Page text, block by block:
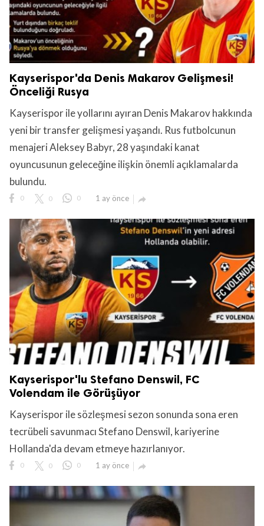
Kayserispor'da Denis Makarov Gelişmesi!
Önceliği Rusya
Kayserispor ile yollarını ayıran Denis Makarov hakkında
yeni bir transfer gelişmesi yaşandı. Rus futbolcunun
menajeri Aleksey Babyr, 28 yaşındaki kanat
oyuncusunun geleceğine ilişkin önemli açıklamalarda
bulundu.
0 0 0 1 ay önce 
Kayserispor'lu Stefano Denswil, FC
Volendam ile Görüşüyor
Kayserispor ile sözleşmesi sezon sonunda sona eren
tecrübeli savunmacı Stefano Denswil, kariyerine
Hollanda'da devam etmeye hazırlanıyor.
0 0 0 1 ay önce 